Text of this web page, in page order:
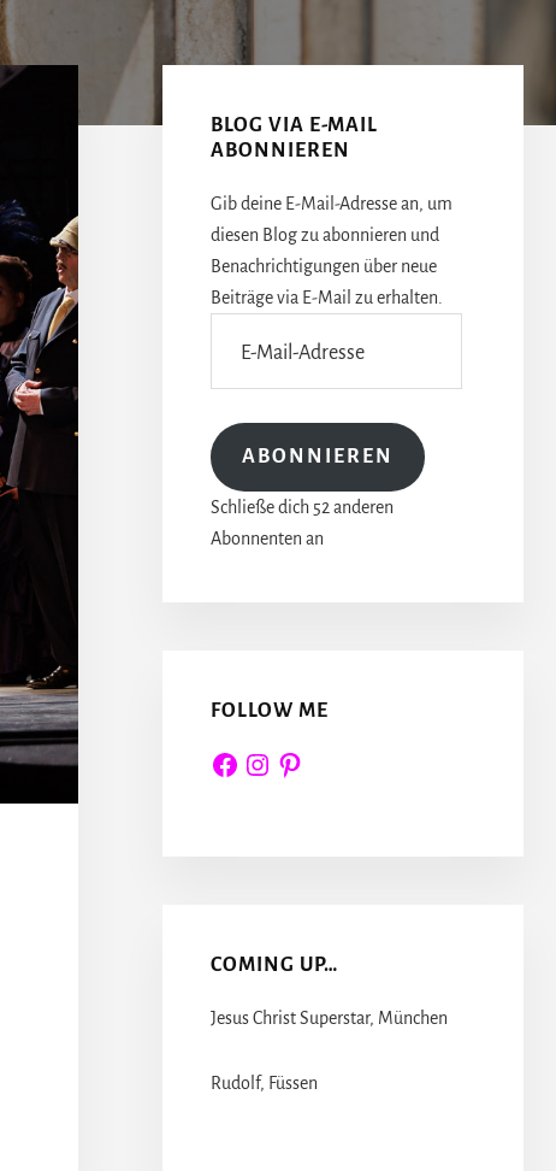
BLOG VIA E-MAIL
ABONNIEREN
Gib deine E-Mail-Adresse an, um
diesen Blog zu abonnieren und
Benachrichtigungen über neue
Beiträge via E-Mail zu erhalten.
Mail-
Adresse
ABONNIEREN
Schließe dich 52 anderen
Abonnenten an
FOLLOW ME
FacebookInstagram
Pinterest
COMING UP…
Jesus Christ Superstar, München
Rudolf, Füssen